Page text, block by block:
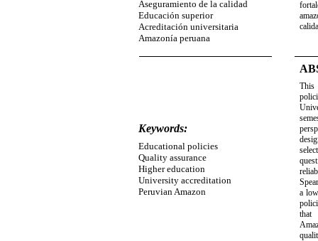
Aseguramiento de la calidad
Educación superior
Acreditación universitaria
Amazonía peruana
Keywords:
Educational policies
Quality assurance
Higher education
University accreditation
Peruvian Amazon
This
a
that